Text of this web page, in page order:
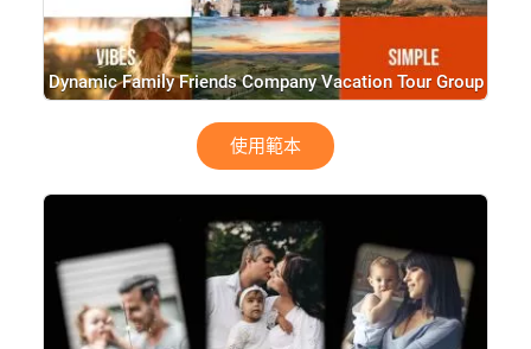
Dynamic Family Friends Company Vacation Tour Group
Build Photo Memories Opener
使用範本